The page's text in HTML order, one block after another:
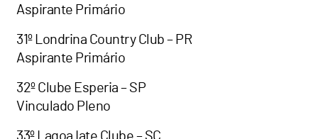
Aspirante Primário
31º Londrina Country Club – PR
Aspirante Primário
32º Clube Esperia – SP
Vinculado Pleno
33º Lagoa Iate Clube – SC